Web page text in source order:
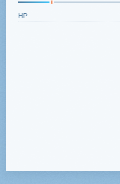
HP